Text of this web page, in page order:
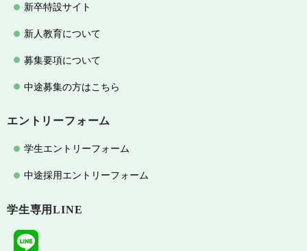
新卒特設サイト
新人教育について
募集要項について
中途募集の方はこちら
エントリーフォーム
学生エントリーフォーム
中途採用エントリーフォーム
学生専用LINE